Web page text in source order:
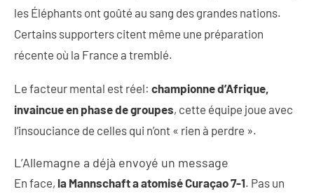
les Éléphants ont goûté au sang des grandes nations.
Certains supporters citent même une préparation
récente où la France a tremblé.
Le facteur mental est réel: championne d’Afrique,
invaincue en phase de groupes, cette équipe joue avec
l’insouciance de celles qui n’ont « rien à perdre ».
L’Allemagne a déjà envoyé un message
En face, la Mannschaft a atomisé Curaçao 7-1. Pas un